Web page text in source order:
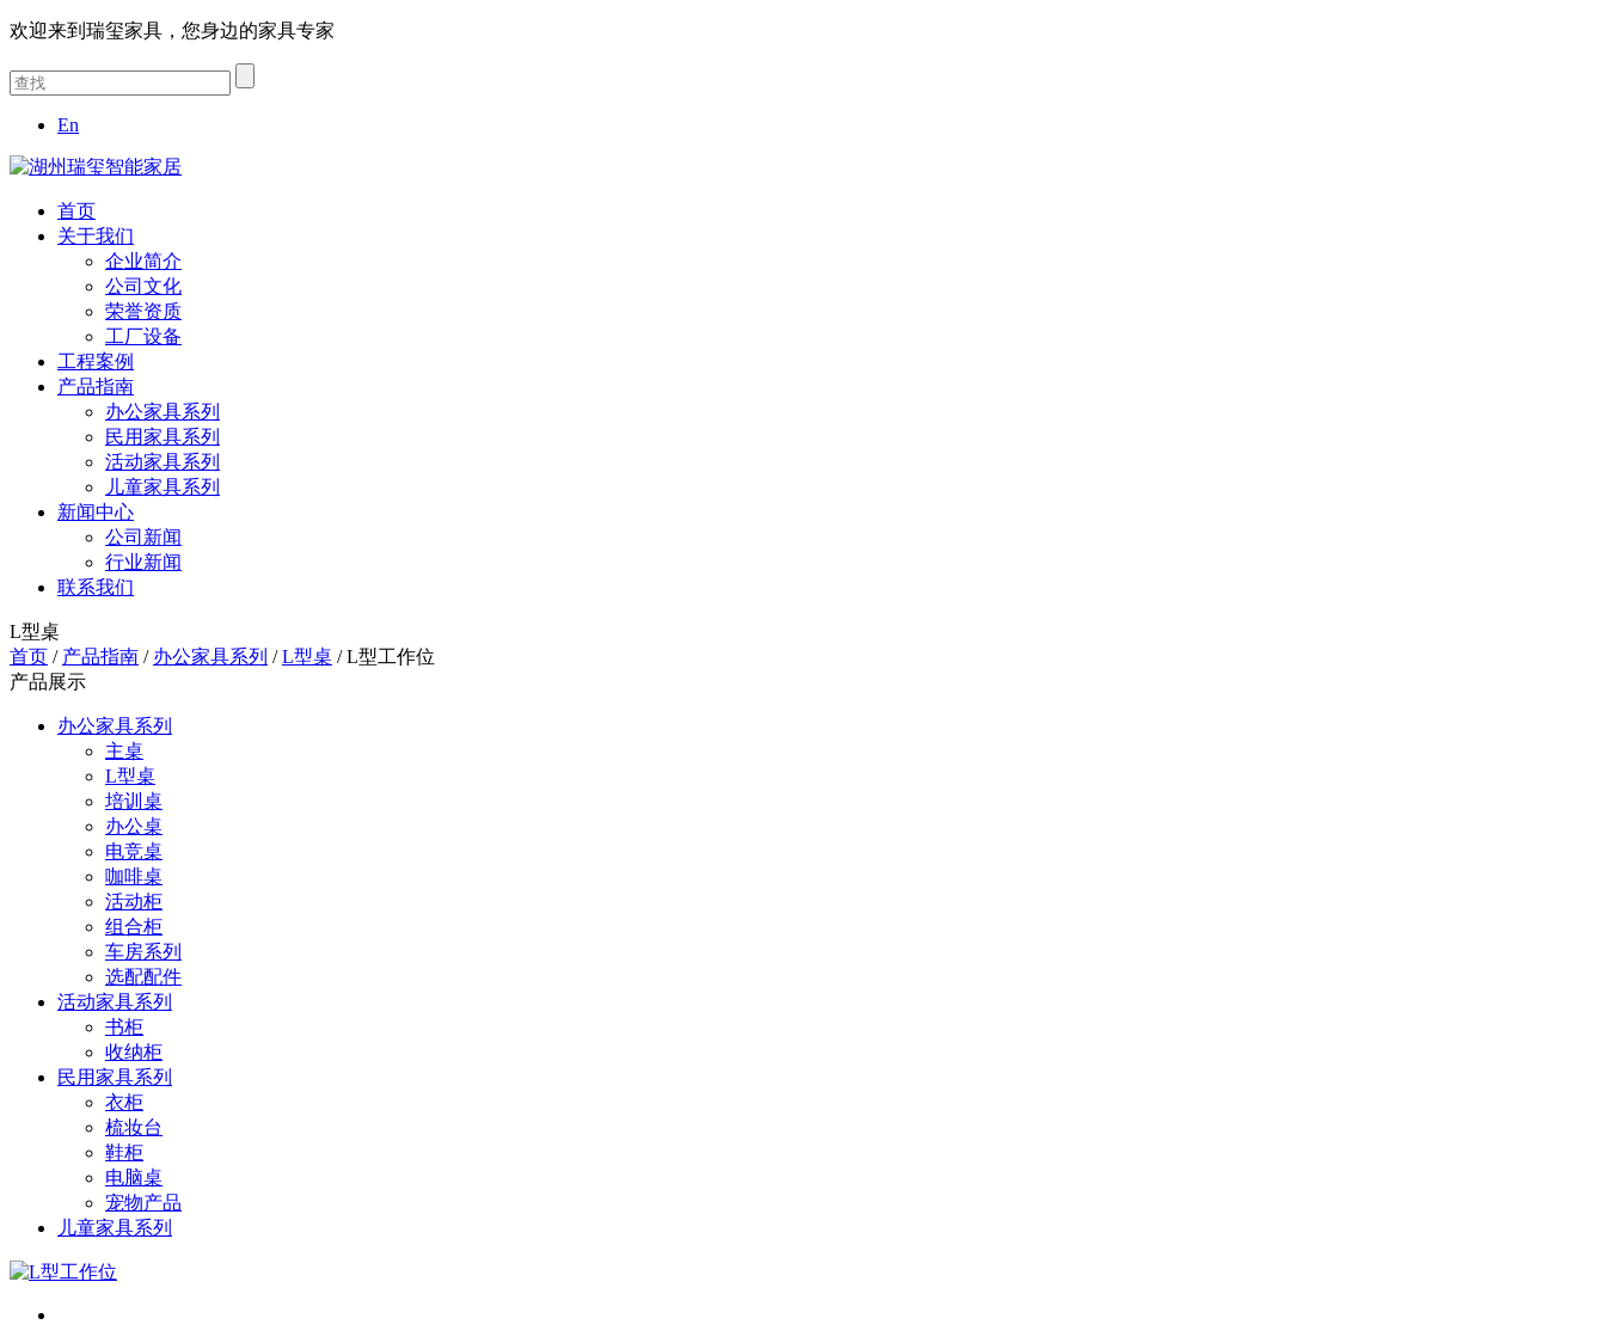
欢迎来到瑞玺家具，您身边的家具专家
En
首页
关于我们
企业简介
公司文化
荣誉资质
工厂设备
工程案例
产品指南
办公家具系列
民用家具系列
活动家具系列
儿童家具系列
新闻中心
公司新闻
行业新闻
联系我们
L型桌
首页 / 产品指南 / 办公家具系列 /L型桌 /L型工作位
产品展示
办公家具系列
主桌
L型桌
培训桌
办公桌
电竞桌
咖啡桌
活动柜
组合柜
车房系列
选配配件
活动家具系列
书柜
收纳柜
民用家具系列
衣柜
梳妆台
鞋柜
电脑桌
宠物产品
儿童家具系列